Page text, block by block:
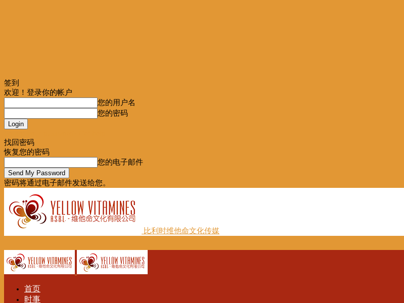
签到
欢迎！登录你的帐户
您的用户名
您的密码
找回密码
恢复您的密码
您的电子邮件
密码将通过电子邮件发送给您。
比利时维他命文化传媒
首页
时事